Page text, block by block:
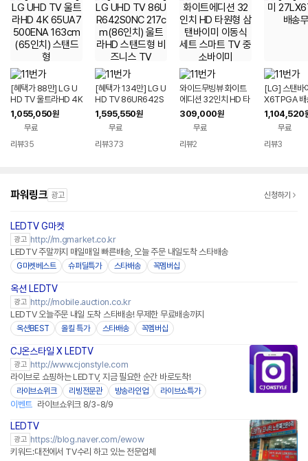
[혜택가 88만] LG U
HD TV 울트라HD 4K
65UA7500ENA 16
3cm(65인치) 스탠드
1,055,050원
무료
리뷰35
[혜택가 134만] LG U
HD TV 86UR642S
0NC 217cm(86인
치) 울트라HD 스탠드
형 비즈니스 TV
1,595,550원
무료
리뷰373
와이드무빙뷰 화이트
에디션 32인치 HD 타
원형 삼탠바이미 이동
식 세트 스마트 TV 중
소바이미
309,000원
무료
리뷰2
[LG] 스탠바
X6TPGA 배
1,104,520
무료
리뷰3
파워링크 광고 신청하기
LEDTV G마켓
광고 http://m.gmarket.co.kr
LEDTV 주말까지 매일매일 빠른배송, 오늘 주문 내일도착 스타배송
G마켓베스트 슈퍼딜특가 스타배송 꼭멤버십
옥션 LEDTV
광고 http://mobile.auction.co.kr
LEDTV 오늘주문 내일 도착 스타배송! 무제한 무료배송까지
옥션BEST 올킬 특가 스타배송 꼭멤버십
CJ온스타일 X LEDTV
광고 http://www.cjonstyle.com
라이브로 쇼핑하는 LEDTV, 지금 필요한 순간 바로도착!
라이브쇼위크 리빙전문관 방송라인업 라이브쇼특가
이벤트 라이브쇼위크 8/3-8/9
LEDTV
광고 https://blog.naver.com/ewow
키워드:대전에서 TV수리 하고 있는 전문업체